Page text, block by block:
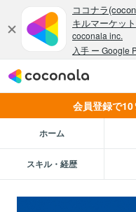
会員登録で10
ホーム
スキル・経歴